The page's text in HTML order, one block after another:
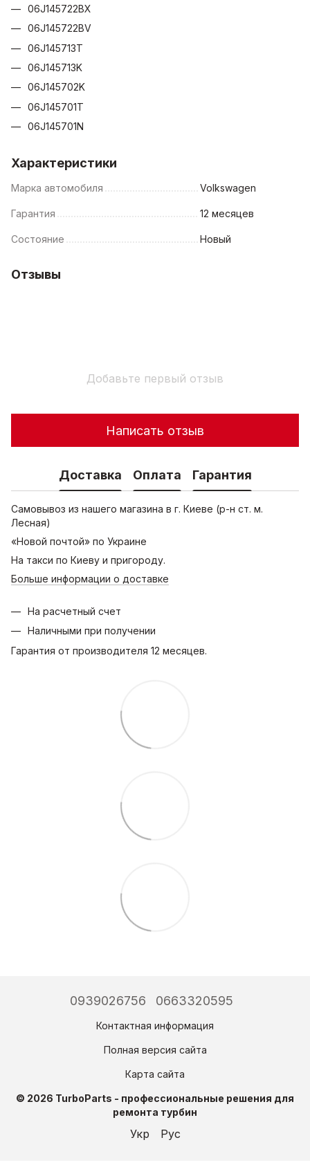
06J145722BX
06J145722BV
06J145713T
06J145713K
06J145702K
06J145701T
06J145701N
Характеристики
Марка автомобиля Volkswagen
Гарантия 12 месяцев
Состояние Новый
Отзывы
Добавьте первый отзыв
Написать отзыв
Доставка Оплата Гарантия
Самовывоз из нашего магазина в г. Киеве (р-н ст. м.
Лесная)
«Новой почтой» по Украине
На такси по Киеву и пригороду.
Больше информации о доставке
На расчетный счет
Наличными при получении
Гарантия от производителя 12 месяцев.
0939026756 0663320595
Контактная информация
Полная версия сайта
Карта сайта
© 2026 TurboParts - профессиональные решения для
ремонта турбин
Укр Рус